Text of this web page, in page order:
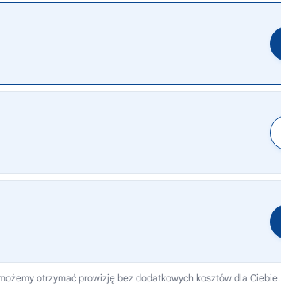
otrzymać prowizję bez dodatkowych kosztów dla Ciebie.